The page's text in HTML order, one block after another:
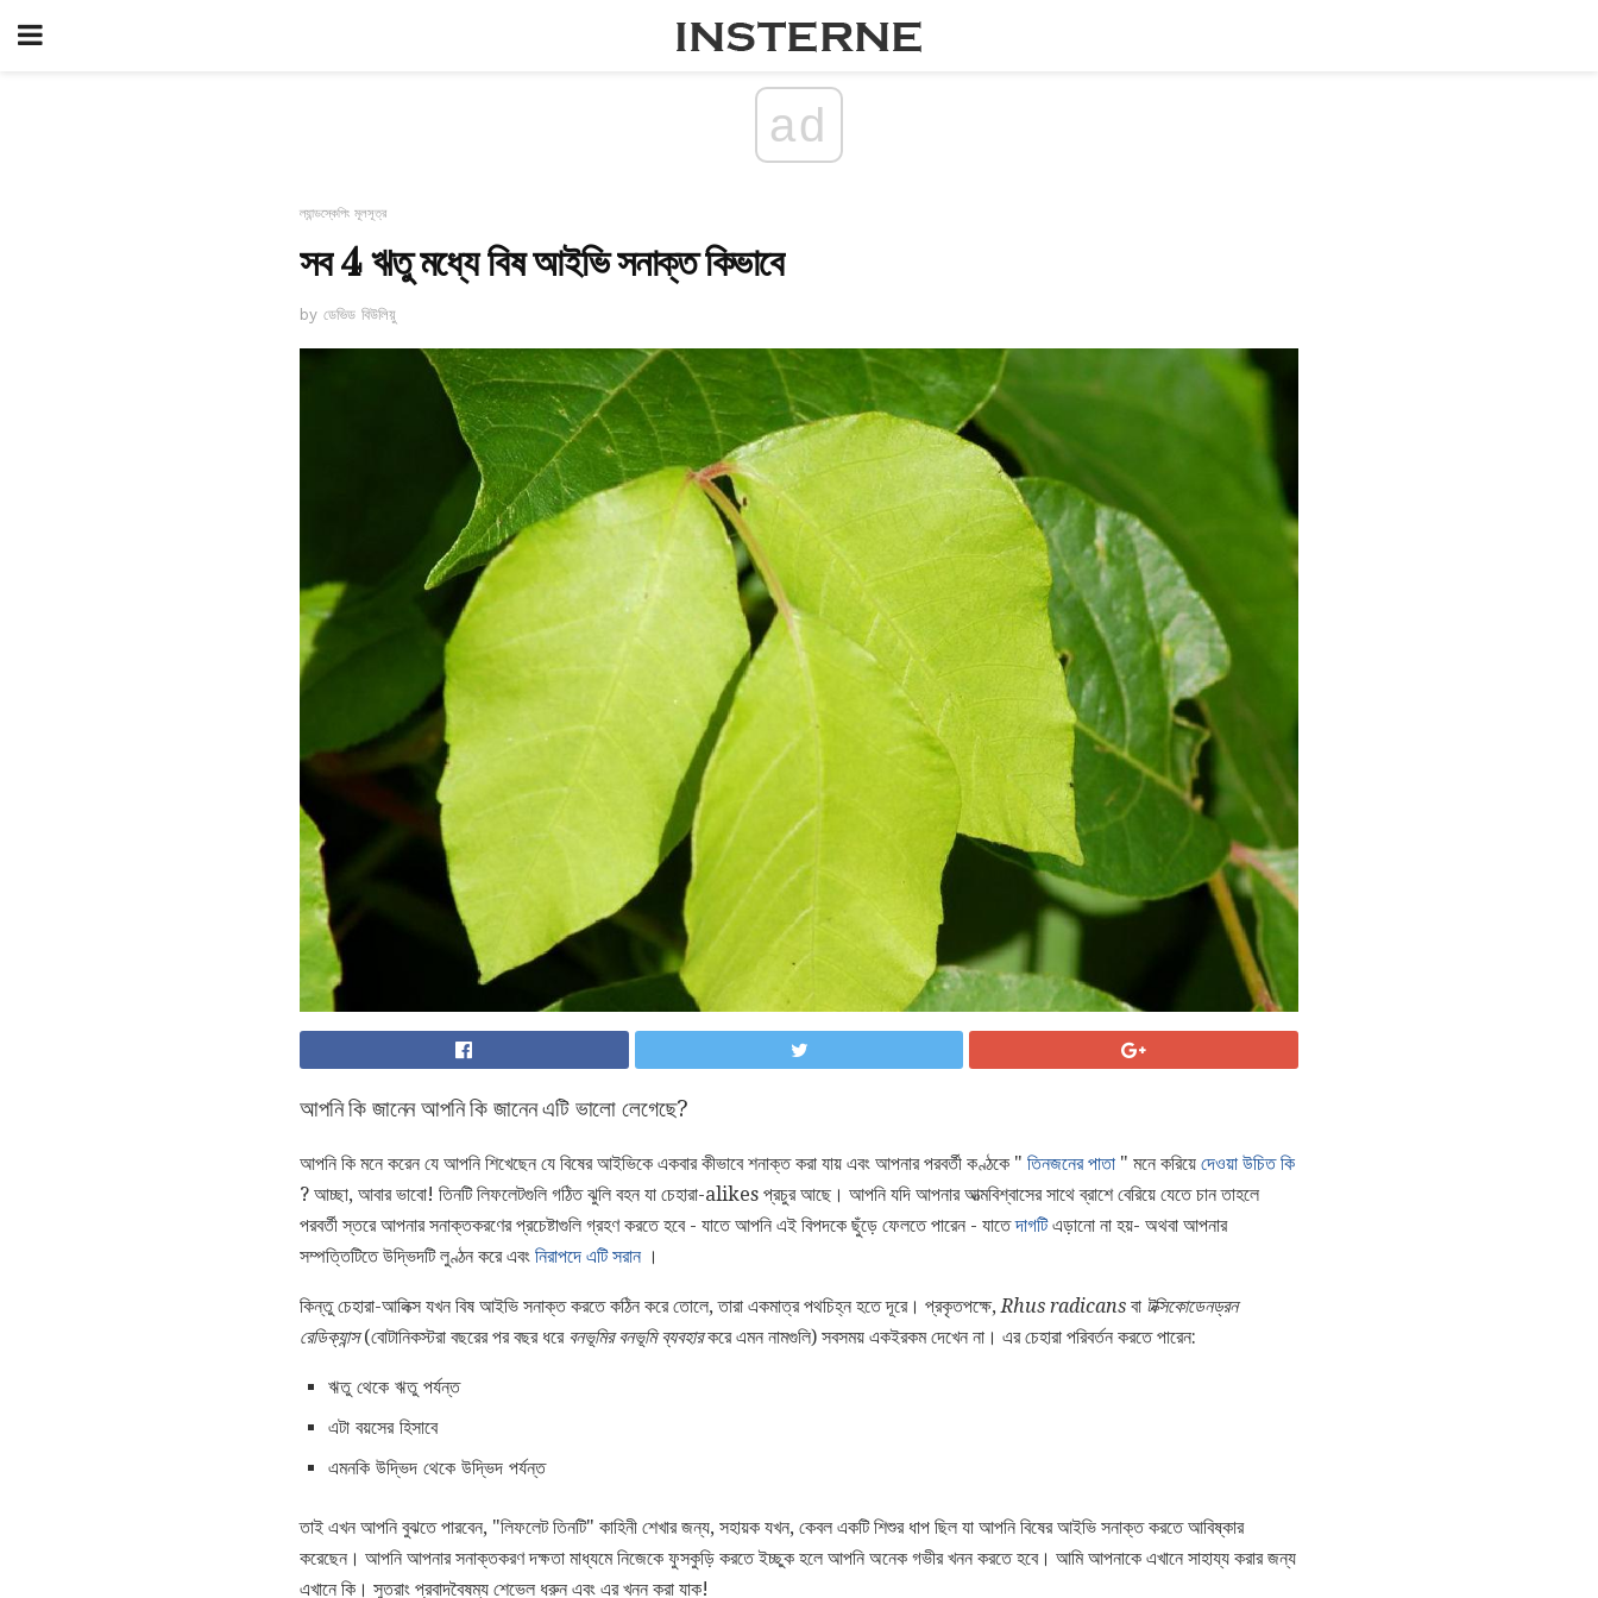
ad
ল্যান্ডস্কেপিং মূলসূত্র
সব 4 ঋতু মধ্যে বিষ আইভি সনাক্ত কিভাবে
by ডেভিড বিউলিয়ু
আপনি কি জানেন আপনি কি জানেন এটি ভালো লেগেছে?
আপনি কি মনে করেন যে আপনি শিখেছেন যে বিষের আইভিকে একবার কীভাবে শনাক্ত করা যায় এবং আপনার পরবর্তী কণ্ঠকে " তিনজনের পাতা " মনে করিয়ে দেওয়া উচিত কি
? আচ্ছা, আবার ভাবো! তিনটি লিফলেটগুলি গঠিত ঝুলি বহন যা চেহারা-alikes প্রচুর আছে। আপনি যদি আপনার আত্মবিশ্বাসের সাথে ব্রাশে বেরিয়ে যেতে চান তাহলে
পরবর্তী স্তরে আপনার সনাক্তকরণের প্রচেষ্টাগুলি গ্রহণ করতে হবে - যাতে আপনি এই বিপদকে ছুঁড়ে ফেলতে পারেন - যাতেদাগটিএড়ানো না হয়- অথবা আপনার
সম্পত্তিটিতে উদ্ভিদটি লুণ্ঠন করে এবং নিরাপদে এটি সরান।
কিন্তু চেহারা-আলিক্স যখন বিষ আইভি সনাক্ত করতে কঠিন করে তোলে, তারা একমাত্র পথচিহ্ন হতে দূরে। প্রকৃতপক্ষে, Rhus radicans বা টক্সিকোডেনড্রন
রেডিক্যান্স(বোটানিকস্টরা বছরের পর বছর ধরে বনভূমির বনভূমি ব্যবহারকরে এমন নামগুলি) সবসময় একইরকম দেখেন না। এর চেহারা পরিবর্তন করতে পারেন:
ঋতু থেকে ঋতু পর্যন্ত
এটা বয়সের হিসাবে
এমনকি উদ্ভিদ থেকে উদ্ভিদ পর্যন্ত
তাই এখন আপনি বুঝতে পারবেন, "লিফলেট তিনটি" কাহিনী শেখার জন্য, সহায়ক যখন, কেবল একটি শিশুর ধাপ ছিল যা আপনি বিষের আইভি সনাক্ত করতে আবিষ্কার
করেছেন। আপনি আপনার সনাক্তকরণ দক্ষতা মাধ্যমে নিজেকে ফুসকুড়ি করতে ইচ্ছুক হলে আপনি অনেক গভীর খনন করতে হবে। আমি আপনাকে এখানে সাহায্য করার জন্য
এখানে কি। সুতরাং প্রবাদবৈষম্য শেভেল ধরুন এবং এর খনন করা যাক!